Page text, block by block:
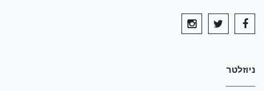
ניוזלטר